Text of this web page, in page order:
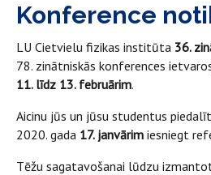
Konference
LU Cietvielu fizikas institūta 36.
78. zinātniskās konferences
11. līdz 13. februārim.
Aicinu jūs un jūsu studentus
2020. gada 17. janvārim iesniegt
Tēžu sagatavošanai lūdzu